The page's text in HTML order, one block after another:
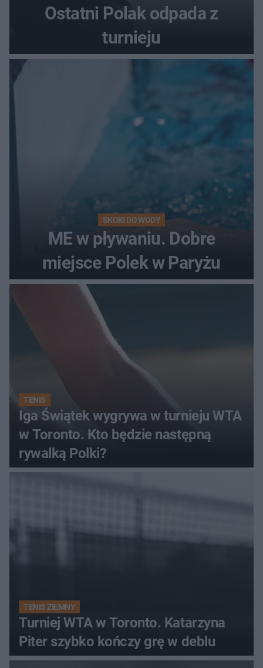
Ostatni Polak odpada z
turnieju
SKOKI DO WODY
ME w pływaniu. Dobre
miejsce Polek w Paryżu
TENIS
Iga Świątek wygrywa w turnieju WTA
w Toronto. Kto będzie następną
rywalką Polki?
TENIS ZIEMNY
Turniej WTA w Toronto. Katarzyna
Piter szybko kończy grę w deblu